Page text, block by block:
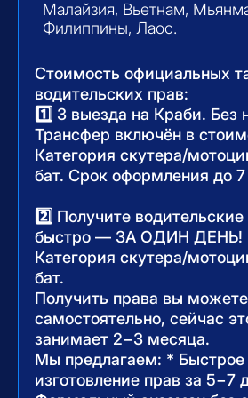
На тренировках вы узнаете что нужно
делать в экстренных ситуациях, и что
недопустимо, отработаете технику
экстренного торможения, применяемую
пилотами MotoGP и WSBK, научитесь
чувствовать развесовку мотоцикла
и момент блокировки колес, уходить
от столкновений на средних и высоких
скоростях. Будем блокировать колеса
КОНТРАВАРИЙНОЕ
ВОЖДЕНИЕ МОТОЦИКЛА
НАПИСАТЬ В ШКОЛУ